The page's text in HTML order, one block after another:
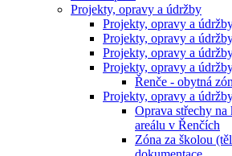
Projekty, opravy a údržby
Projekty, opravy a
Projekty, opravy a
Projekty, opravy a
Projekty, opravy a
Řenče - obytná
Projekty, opravy a
Oprava střechy
areálu v Řenčích
Zóna za školou